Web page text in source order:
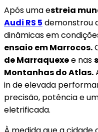
Após uma estreia
Audi RS 5 demonstrou
dinâmicas em
ensaio em Marrocos.
de Marraquexee nas
Montanhas do Atlas.
in de elevada
precisão, potência e
eletrificada.